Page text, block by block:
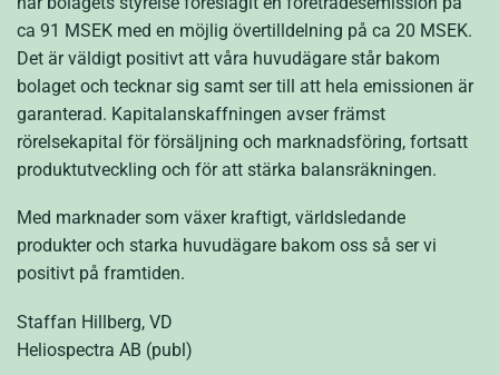
ca 91 MSEK med en möjlig övertilldelning på ca 20 MSEK.
Det är väldigt positivt att våra huvudägare står bakom
bolaget och tecknar sig samt ser till att hela emissionen är
garanterad. Kapitalanskaffningen avser främst
rörelsekapital för försäljning och marknadsföring, fortsatt
produktutveckling och för att stärka balansräkningen.
Med marknader som växer kraftigt, världsledande
produkter och starka huvudägare bakom oss så ser vi
positivt på framtiden.
Staffan Hillberg, VD
Heliospectra AB (publ)